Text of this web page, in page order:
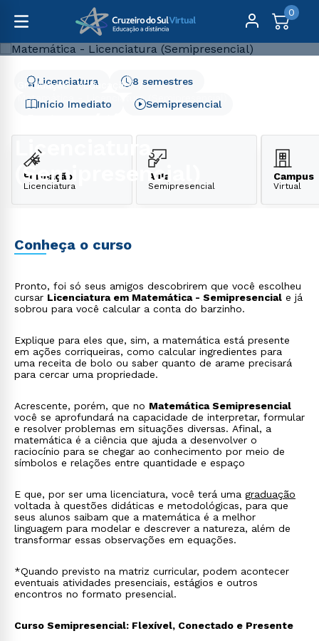
0
Graduação
Educação
Matemática - Licenciatura (Semipresencial)
Licenciatura
(Semipresencial)
Início Imediato
8 semestres
Licenciatura
Semipresencial
Formação
Licenciatura
Aula
Semipresencial
Campus
Virtual
Conheça o curso
Pronto, foi só seus amigos descobrirem que você escolheu
cursar Licenciatura em Matemática - Semipresencial e já
sobrou para você calcular a conta do barzinho.
Explique para eles que, sim, a matemática está presente
em ações corriqueiras, como calcular ingredientes para
uma receita de bolo ou saber quanto de arame precisará
para cercar uma propriedade.
Acrescente, porém, que no Matemática Semipresencial
você se aprofundará na capacidade de interpretar, formular
e resolver problemas em situações diversas. Afinal, a
matemática é a ciência que ajuda a desenvolver o
raciocínio para se chegar ao conhecimento por meio de
símbolos e relações entre quantidade e espaço
E que, por ser uma licenciatura, você terá uma graduação
voltada à questões didáticas e metodológicas, para que
seus alunos saibam que a matemática é a melhor
linguagem para modelar e descrever a natureza, além de
transformar essas observações em equações.
*Quando previsto na matriz curricular, podem acontecer
eventuais atividades presenciais, estágios e outros
encontros no formato presencial.
Curso Semipresencial: Flexível, Conectado e Presente